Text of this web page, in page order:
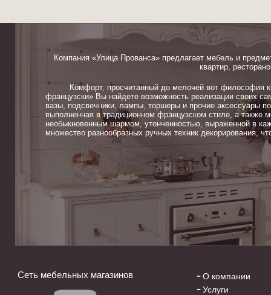
Компания «Улица Прованса» предлагает мебель и
квартир,
Комфорт, просчитанный до мелочей вот философия
французски» Вы найдете возможность реализации своих
вазы, подсвечники, лампы, торшеры и прочие аксессуары
выполненная в традиционном французском стиле, а также
необыкновенным шармом, утонченностью, выраженной в
множество разнообразных ручных техник декорирования,
Сеть мебельных магазинов
О компании
Услуги